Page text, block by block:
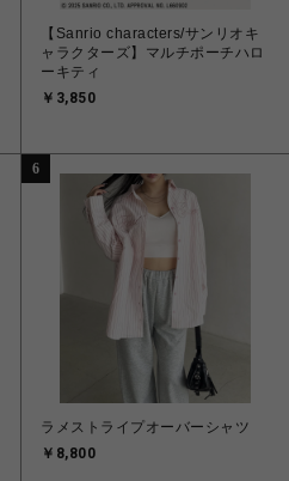
【Sanrio characters/サンリオキ
ャラクターズ】マルチポーチハロ
ーキティ
￥3,850
6
ラメストライプオーバーシャツ
￥8,800